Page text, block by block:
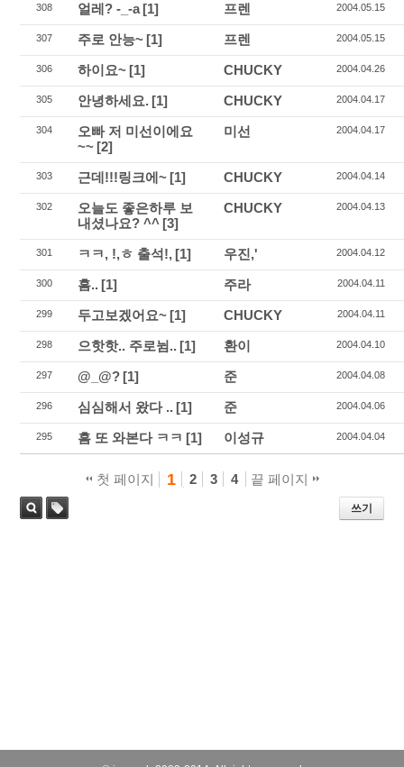
308 얼레? -_-a[1] 프렌 2004.05.15
307 주로 안능~ [1] 프렌 2004.05.15
306 하이요~ [1] CHUCKY 2004.04.26
305 안녕하세요. [1] CHUCKY 2004.04.17
304
오빠 저 미선이에요
~~ [2]
미선 2004.04.17
303 근데!!!링크에~ [1] CHUCKY 2004.04.14
302
오늘도 좋은하루 보
내셨나요? ^^ [3]
CHUCKY 2004.04.13
301 ㅋㅋ, !,ㅎ 출석!, [1] 우진,' 2004.04.12
300 흠.. [1] 주라 2004.04.11
299 두고보겠어요~ [1] CHUCKY 2004.04.11
298 으핫핫.. 주로뉨.. [1] 환이 2004.04.10
297 @_@? [1] 준 2004.04.08
296 심심해서 왔다 .. [1] 준 2004.04.06
295 흠 또 와본다 ㅋㅋ [1] 이성규 2004.04.04
첫 페이지 1 2 3 4 끝 페이지
쓰기